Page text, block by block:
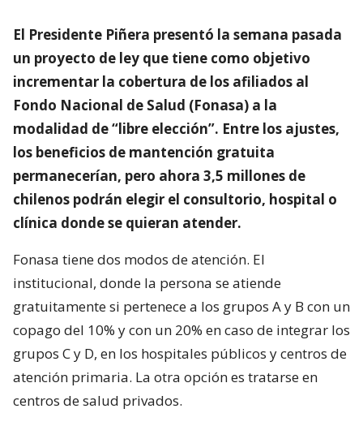
El Presidente Piñera presentó la semana pasada
un proyecto de ley que tiene como objetivo
incrementar la cobertura de los afiliados al
Fondo Nacional de Salud (Fonasa) a la
modalidad de “libre elección”. Entre los ajustes,
los beneficios de mantención gratuita
permanecerían, pero ahora 3,5 millones de
chilenos podrán elegir el consultorio, hospital o
clínica donde se quieran atender.
Fonasa tiene dos modos de atención. El
institucional, donde la persona se atiende
gratuitamente si pertenece a los grupos A y B con un
copago del 10% y con un 20% en caso de integrar los
grupos C y D, en los hospitales públicos y centros de
atención primaria. La otra opción es tratarse en
centros de salud privados.